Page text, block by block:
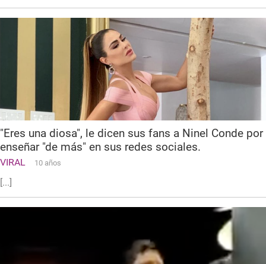
"Eres una diosa", le dicen sus fans a Ninel Conde por
enseñar "de más" en sus redes sociales.
VIRAL 10 años
[...]